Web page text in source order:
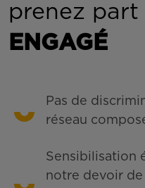
prenez part
ENGAGÉ
Pas de
réseau
Sensibilisation
notre devoir